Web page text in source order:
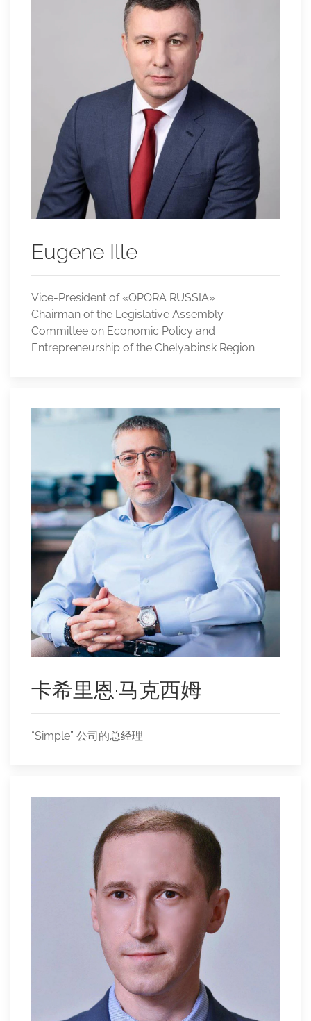
Eugene Ille
Vice-President of «OPORA RUSSIA»
Chairman of the Legislative Assembly
Committee on Economic Policy and
Entrepreneurship of the Chelyabinsk Region
卡希里恩·马克西姆
“Simple” 公司的总经理